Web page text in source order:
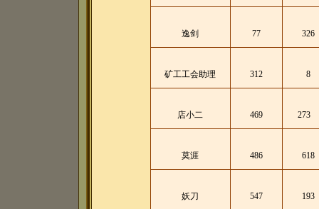
逸剑 77 326
矿工工会助理 312 8
店小二 469 273
莫涯 486 618
妖刀 547 193